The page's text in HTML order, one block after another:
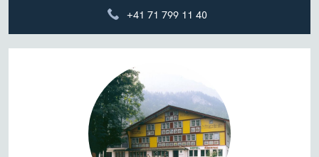
+41 71 799 11 40